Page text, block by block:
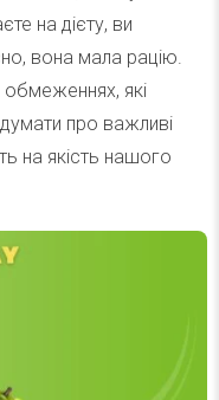
на дієту, ви
вона мала рацію.
які
про важливі
на якість нашого